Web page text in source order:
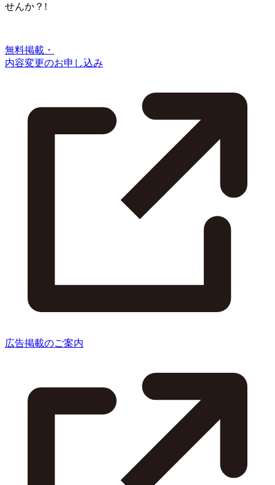
せんか？!
無料掲載・
内容変更のお申し込み
広告掲載のご案内